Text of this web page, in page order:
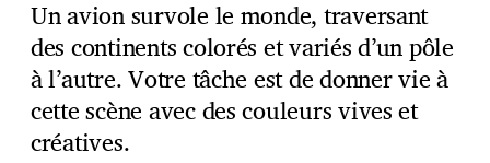
Un avion survole le monde, traversant
des continents colorés et variés d’un pôle
à l’autre. Votre tâche est de donner vie à
cette scène avec des couleurs vives et
créatives.